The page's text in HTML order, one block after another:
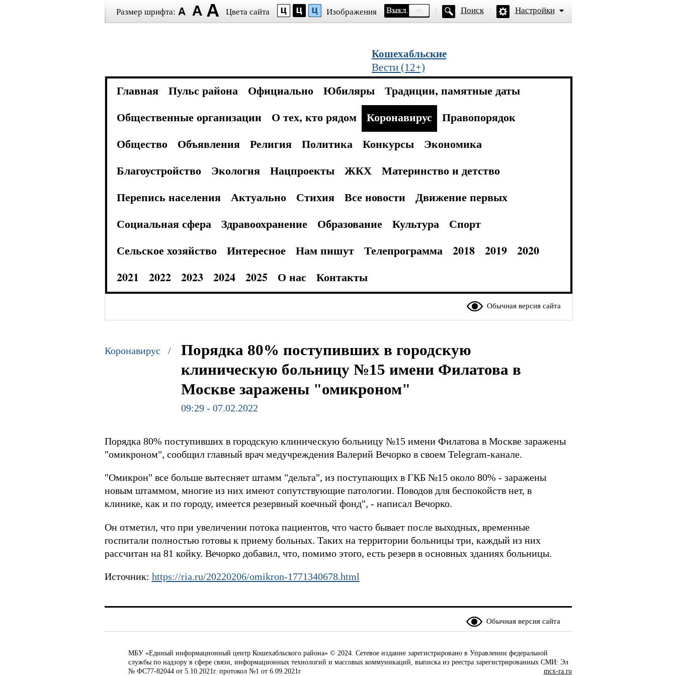
Размер шрифта: Цвета сайта Изображения Поиск Настройки
Кошехабльские
Вести (12+)
Главная Пульс района Официально Юбиляры
Традиции, памятные даты
Общественные организации
О тех, кто рядом Коронавирус
Правопорядок
Общество
Объявления Религия Политика Конкурсы
Экономика
Благоустройство
Экология Нацпроекты ЖКХ
Материнство и детство
Перепись населения
Актуально Стихия Все новости
Движение первых
Социальная сфера
Здравоохранение Образование Культура
Спорт
Сельское хозяйство
Интересное Нам пишут Телепрограмма 2018 2019
2020
2021
2022 2023 2024 2025 О нас Контакты
Обычная версия сайта
Коронавирус /
Порядка 80% поступивших в городскую
клиническую больницу №15 имени Филатова в
Москве заражены "омикроном"
09:29 - 07.02.2022
Порядка 80% поступивших в городскую клиническую больницу №15 имени Филатова в Москве заражены
"омикроном", сообщил главный врач медучреждения Валерий Вечорко в своем Telegram-канале.
"Омикрон" все больше вытесняет штамм "дельта", из поступающих в ГКБ №15 около 80% - заражены
новым штаммом, многие из них имеют сопутствующие патологии. Поводов для беспокойств нет, в
клинике, как и по городу, имеется резервный коечный фонд", - написал Вечорко.
Он отметил, что при увеличении потока пациентов, что часто бывает после выходных, временные
госпитали полностью готовы к приему больных. Таких на территории больницы три, каждый из них
рассчитан на 81 койку. Вечорко добавил, что, помимо этого, есть резерв в основных зданиях больницы.
Источник: https://ria.ru/20220206/omikron-1771340678.html
Обычная версия сайта
МБУ «Единый информационный центр Кошехабльского района» © 2024. Сетевое издание зарегистрировано в Управлении федеральной
службы по надзору в сфере связи, информационных технологий и массовых коммуникаций, выписка из реестра зарегистрированных СМИ: Эл
№ ФС77-82044 от 5.10.2021г. протокол №1 от 6.09.2021г
mcx-ra.ru